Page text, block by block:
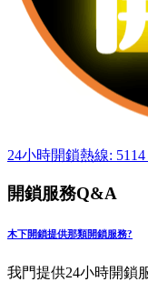
24小時開鎖熱線: 5114
開鎖服務Q&A
木下開鎖提供那類開鎖服務?
我門提供24小時開鎖